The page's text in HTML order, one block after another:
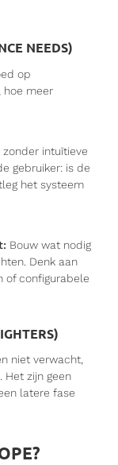
NEEDS)
op
hoe meer
intuïtieve
gebruiker: is de
het systeem
Bouw wat nodig
Denk aan
of configurabele
niet verwacht,
Het zijn geen
latere fase